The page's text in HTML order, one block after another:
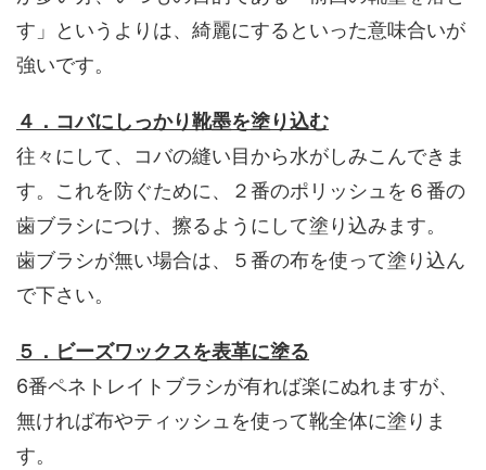
す」というよりは、綺麗にするといった意味合いが
強いです。
４．コバにしっかり靴墨を塗り込む
往々にして、コバの縫い目から水がしみこんできま
す。これを防ぐために、２番のポリッシュを６番の
歯ブラシにつけ、擦るようにして塗り込みます。
歯ブラシが無い場合は、５番の布を使って塗り込ん
で下さい。
５．ビーズワックスを表革に塗る
6番ペネトレイトブラシが有れば楽にぬれますが、
無ければ布やティッシュを使って靴全体に塗りま
す。